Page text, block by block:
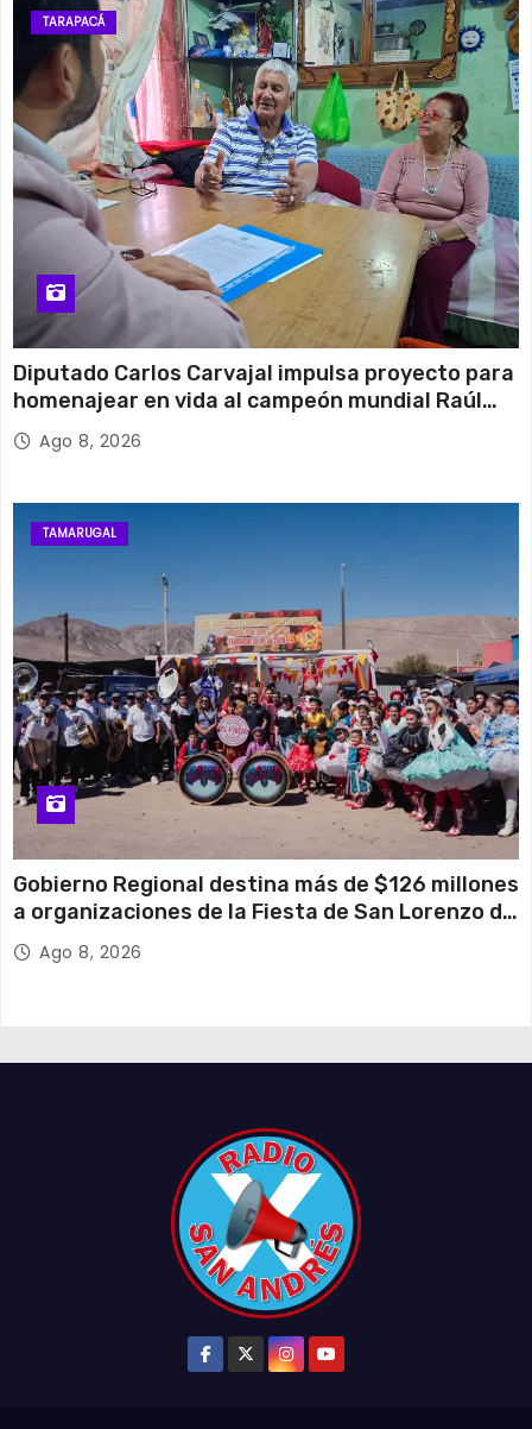
TARAPACÁ
Diputado Carlos Carvajal impulsa proyecto para
homenajear en vida al campeón mundial Raúl
Choque
Ago 8, 2026
TAMARUGAL
Gobierno Regional destina más de $126 millones
a organizaciones de la Fiesta de San Lorenzo de
Tarapacá
Ago 8, 2026